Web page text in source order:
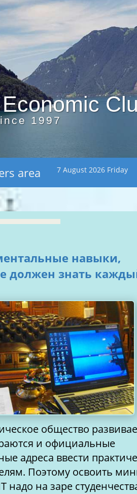
1997
area 7 August 2026 Friday
навыки,
должен знать
общество
и официальные
адреса ввести
Поэтому освоить
надо на заре